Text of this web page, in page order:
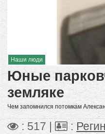
Наши люди
Юные
земляке
Чем запомнился потомкам
: 517 | :